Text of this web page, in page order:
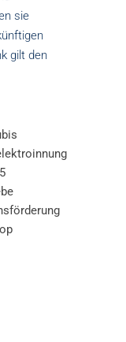
sie
gilt den